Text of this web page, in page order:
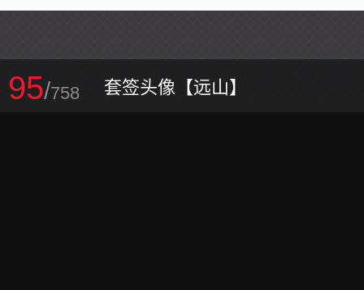
95/758 套签头像【远山】